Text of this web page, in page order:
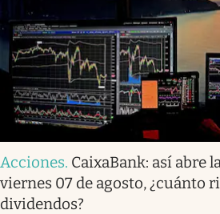
Acciones. CaixaBank: así abre
viernes 07 de agosto, ¿cuánto
dividendos?